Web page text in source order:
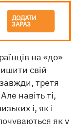
ДОДАТИ
ЗАРАЗ
на «до»
свій
третя
навіть ті,
і, як і
як у